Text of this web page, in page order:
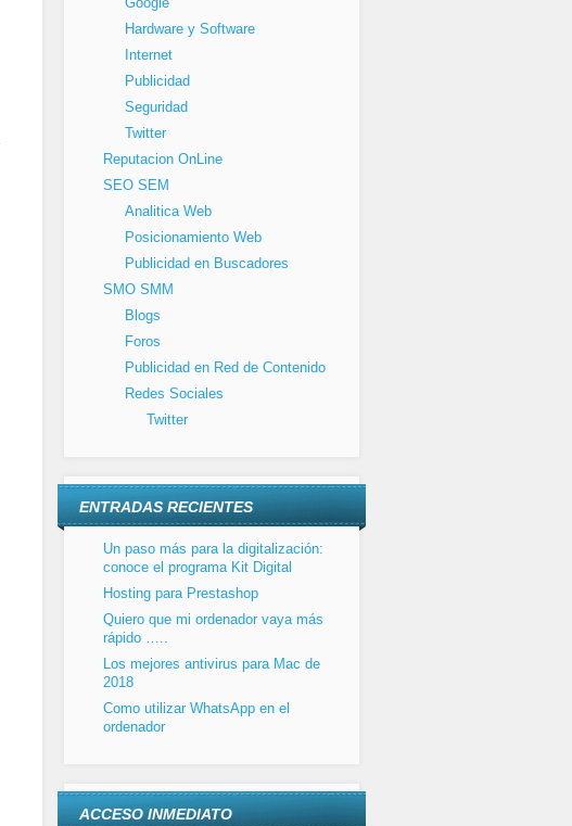
Hardware y Software
Internet
Publicidad
Seguridad
Twitter
Reputacion OnLine
SEO SEM
Analitica Web
Posicionamiento Web
Publicidad en Buscadores
SMO SMM
Blogs
Foros
Publicidad en Red de Contenido
Redes Sociales
Twitter
ENTRADAS RECIENTES
Un paso más para la digitalización:
conoce el programa Kit Digital
Hosting para Prestashop
Quiero que mi ordenador vaya más
rápido …..
Los mejores antivirus para Mac de
2018
Como utilizar WhatsApp en el
ordenador
ACCESO INMEDIATO